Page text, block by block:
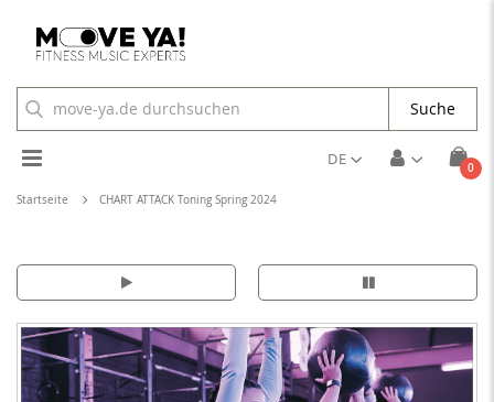
Cart
0
Toggle
Nav
DE
Suche
Startseite CHART ATTACK Toning Spring 2024